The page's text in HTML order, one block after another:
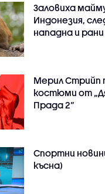
Заловиха
Индонезия,
нападна и рани
Мерил Стрийп
костюми от
Прада 2“
Спортни
късна)